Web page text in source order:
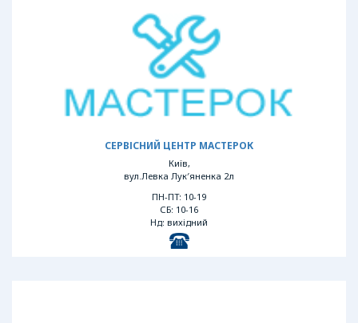
СЕРВІСНИЙ ЦЕНТР МАСТЕРОК
Київ,
вул.Левка Лук′яненка 2л
ПН-ПТ: 10-19
СБ: 10-16
Нд: вихідний